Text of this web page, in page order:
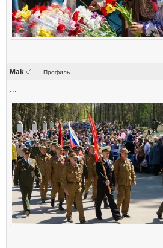
Mak Профиль
...